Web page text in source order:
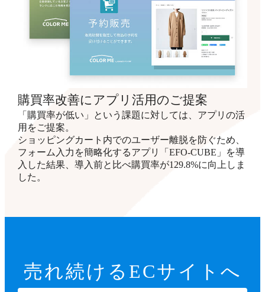
購買率改善にアプリ活用のご提案
「購買率が低い」という課題に対しては、アプリの活
用をご提案。
ショッピングカート内でのユーザー離脱を防ぐため、
フォーム入力を簡略化するアプリ「EFO-CUBE」を導
入した結果、導入前と比べ購買率が129.8%に向上しま
した。
売れ続ける ECサイトへ